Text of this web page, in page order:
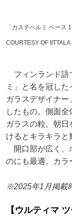
「カステヘルミ ベース
COURTESY OF IITTALA
フィンランド語
ミ」と名を冠し
ガラスデザイナ
したもの。側面
ガラスの粒。朝日
けるとキラキラと
開口部が広く、
のにも最適。カラ
※2025年1月掲載
【ウルティマ